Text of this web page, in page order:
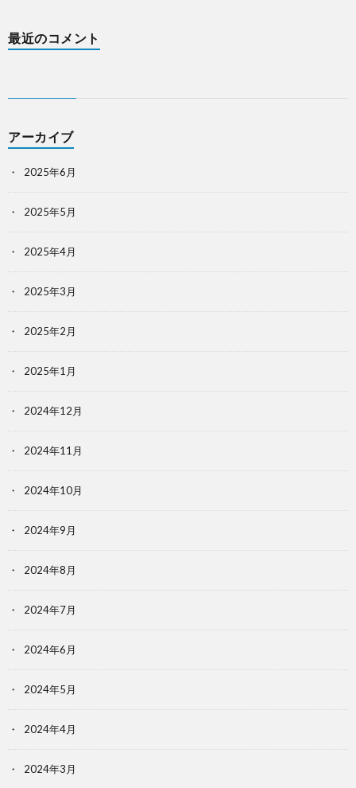
最近のコメント
アーカイブ
2025年6月
2025年5月
2025年4月
2025年3月
2025年2月
2025年1月
2024年12月
2024年11月
2024年10月
2024年9月
2024年8月
2024年7月
2024年6月
2024年5月
2024年4月
2024年3月